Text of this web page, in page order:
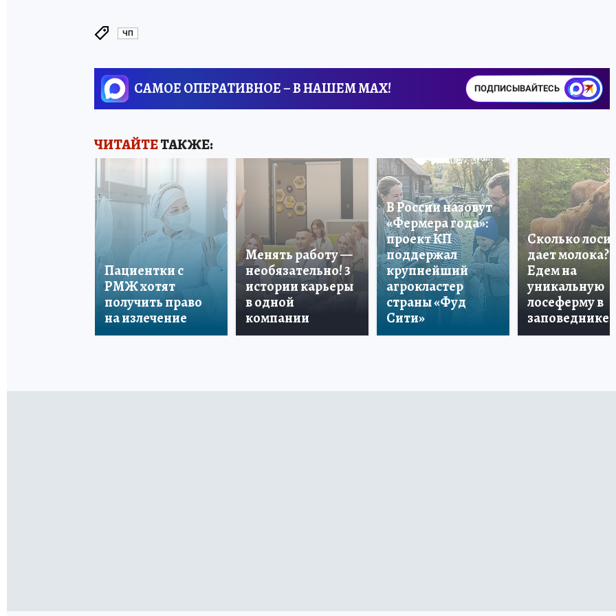
ЧП
САМОЕ ОПЕРАТИВНОЕ – В НАШЕМ MAX! ПОДПИСЫВАЙТЕСЬ
ЧИТАЙТЕТАКЖЕ:
Пациентки с
РМЖ хотят
получить право
на излечение
Менять работу —
необязательно! 3
истории карьеры
в одной
компании
В России назовут
«Фермера года»:
проект КП
поддержал
крупнейший
агрокластер
страны «Фуд
Сити»
Сколько лосиха
дает молока?
Едем на
уникальную
лосеферму в
заповеднике!